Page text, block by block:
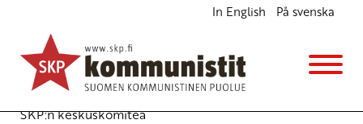
In English På svenska
Pääomaveroista ja asevarustelusta lisää rahaa
kuntien palveluihin
Ajankohtaista
10.11.2010 - 9:08
SKP:n keskuskomitea